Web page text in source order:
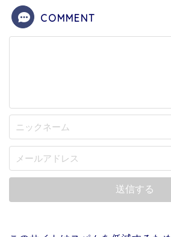
COMMENT